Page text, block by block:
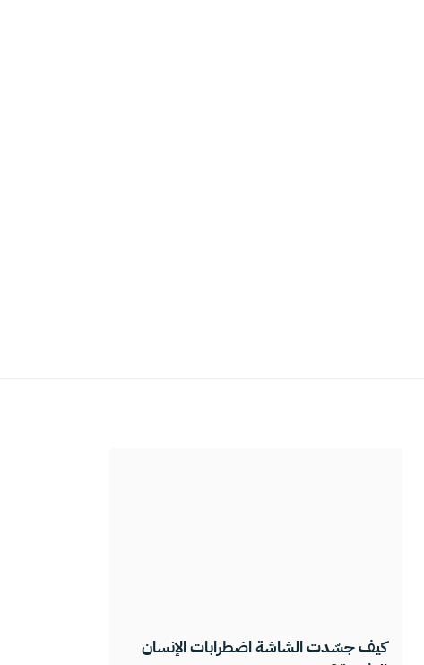
كيف جسّدت الشاشة اضطرابات الإنسان